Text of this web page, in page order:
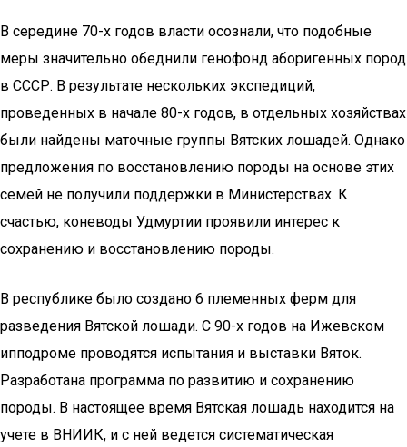
В середине 70-х годов власти осознали, что подобные
меры значительно обеднили генофонд аборигенных пород
в СССР. В результате нескольких экспедиций,
проведенных в начале 80-х годов, в отдельных хозяйствах
были найдены маточные группы Вятских лошадей. Однако
предложения по восстановлению породы на основе этих
семей не получили поддержки в Министерствах. К
счастью, коневоды Удмуртии проявили интерес к
сохранению и восстановлению породы.
В республике было создано 6 племенных ферм для
разведения Вятской лошади. С 90-х годов на Ижевском
ипподроме проводятся испытания и выставки Вяток.
Разработана программа по развитию и сохранению
породы. В настоящее время Вятская лошадь находится на
учете в ВНИИК, и с ней ведется систематическая